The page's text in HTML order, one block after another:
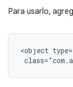
Para usarlo,
<object